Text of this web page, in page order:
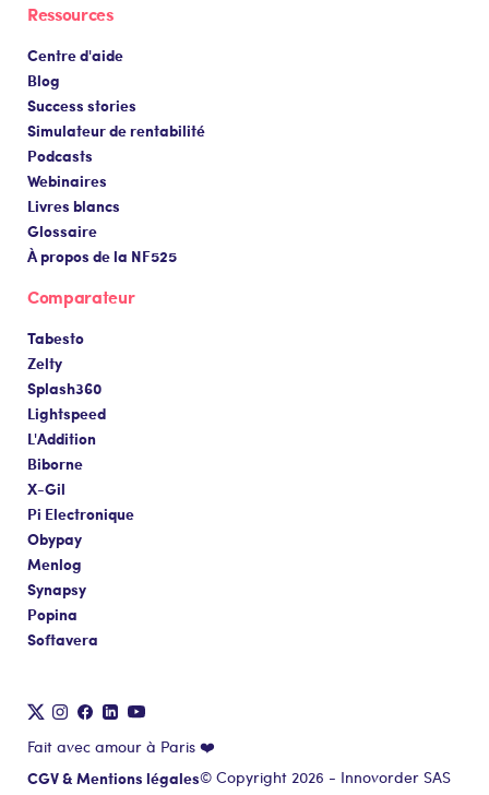
Ressources
Centre d'aide
Blog
Success stories
Simulateur de rentabilité
Podcasts
Webinaires
Livres blancs
Glossaire
À propos de la NF525
Comparateur
Tabesto
Zelty
Splash360
Lightspeed
L'Addition
Biborne
X-Gil
Pi Electronique
Obypay
Menlog
Synapsy
Popina
Softavera
Fait avec amour à Paris ❤️
CGV & Mentions légales© Copyright 2026 - Innovorder SAS